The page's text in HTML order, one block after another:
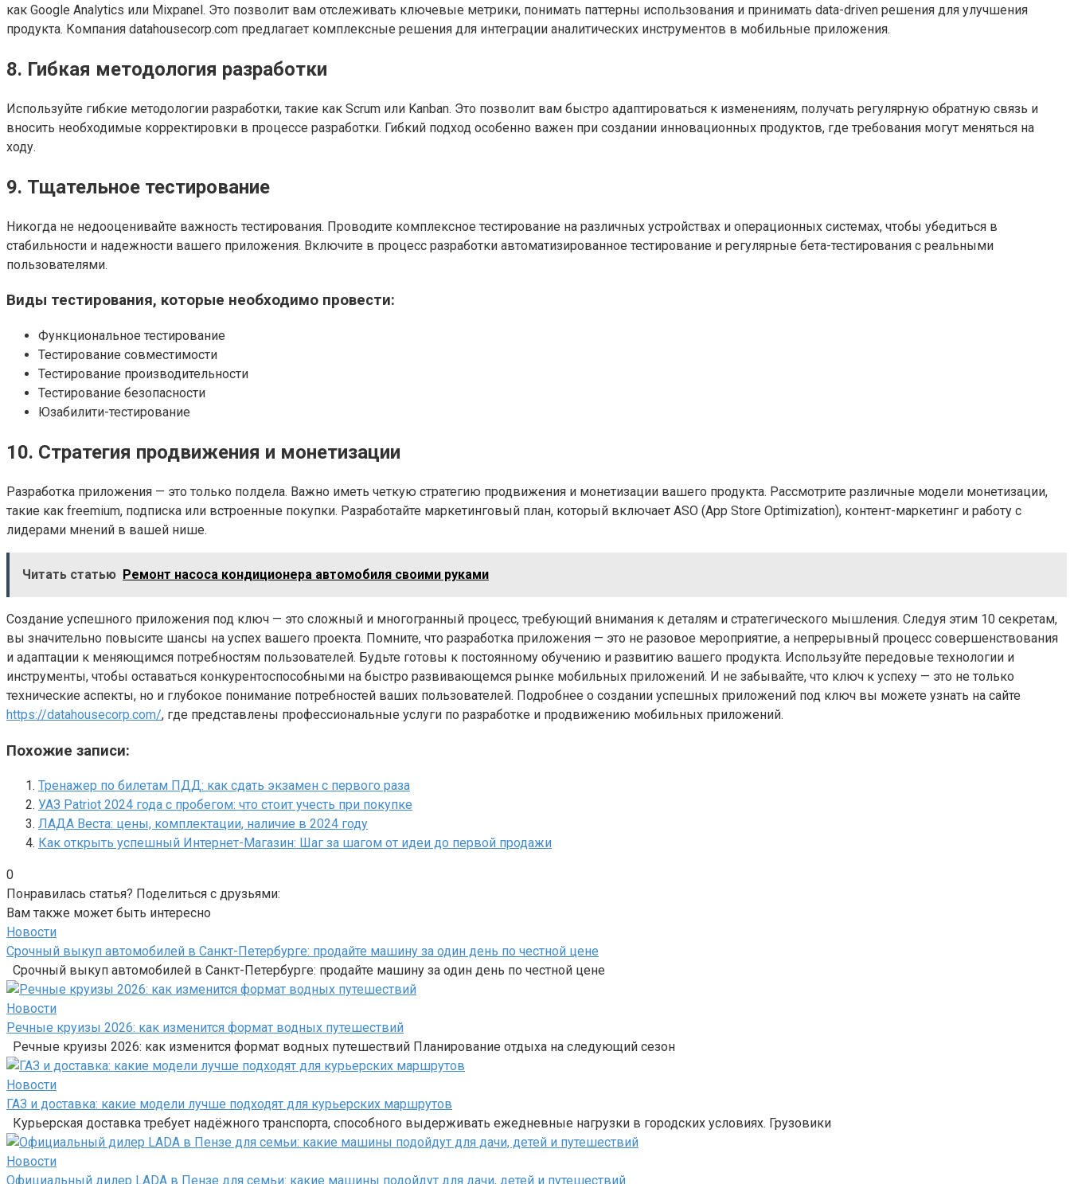
как Google Analytics или Mixpanel. Это позволит вам отслеживать ключевые метрики, понимать паттерны использования и принимать data-driven решения для улучшения
продукта. Компания datahousecorp.com предлагает комплексные решения для интеграции аналитических инструментов в мобильные приложения.
8. Гибкая методология разработки
Используйте гибкие методологии разработки, такие как Scrum или Kanban. Это позволит вам быстро адаптироваться к изменениям, получать регулярную обратную связь и
вносить необходимые корректировки в процессе разработки. Гибкий подход особенно важен при создании инновационных продуктов, где требования могут меняться на
ходу.
9. Тщательное тестирование
Никогда не недооценивайте важность тестирования. Проводите комплексное тестирование на различных устройствах и операционных системах, чтобы убедиться в
стабильности и надежности вашего приложения. Включите в процесс разработки автоматизированное тестирование и регулярные бета-тестирования с реальными
пользователями.
Виды тестирования, которые необходимо провести:
Функциональное тестирование
Тестирование совместимости
Тестирование производительности
Тестирование безопасности
Юзабилити-тестирование
10. Стратегия продвижения и монетизации
Разработка приложения — это только полдела. Важно иметь четкую стратегию продвижения и монетизации вашего продукта. Рассмотрите различные модели монетизации,
такие как freemium, подписка или встроенные покупки. Разработайте маркетинговый план, который включает ASO (App Store Optimization), контент-маркетинг и работу с
лидерами мнений в вашей нише.
Читать статью Ремонт насоса кондиционера автомобиля своими руками
Создание успешного приложения под ключ — это сложный и многогранный процесс, требующий внимания к деталям и стратегического мышления. Следуя этим 10 секретам,
вы значительно повысите шансы на успех вашего проекта. Помните, что разработка приложения — это не разовое мероприятие, а непрерывный процесс совершенствования
и адаптации к меняющимся потребностям пользователей. Будьте готовы к постоянному обучению и развитию вашего продукта. Используйте передовые технологии и
инструменты, чтобы оставаться конкурентоспособными на быстро развивающемся рынке мобильных приложений. И не забывайте, что ключ к успеху — это не только
технические аспекты, но и глубокое понимание потребностей ваших пользователей. Подробнее о создании успешных приложений под ключ вы можете узнать на сайте
https://datahousecorp.com/, где представлены профессиональные услуги по разработке и продвижению мобильных приложений.
Похожие записи:
Тренажер по билетам ПДД: как сдать экзамен с первого раза
УАЗ Patriot 2024 года с пробегом: что стоит учесть при покупке
ЛАДА Веста: цены, комплектации, наличие в 2024 году
Как открыть успешный Интернет-Магазин: Шаг за шагом от идеи до первой продажи
0
Понравилась статья? Поделиться с друзьями:
Вам также может быть интересно
Новости
Срочный выкуп автомобилей в Санкт-Петербурге: продайте машину за один день по честной цене
Срочный выкуп автомобилей в Санкт-Петербурге: продайте машину за один день по честной цене
Новости
Речные круизы 2026: как изменится формат водных путешествий
Речные круизы 2026: как изменится формат водных путешествий Планирование отдыха на следующий сезон
Новости
ГАЗ и доставка: какие модели лучше подходят для курьерских маршрутов
Курьерская доставка требует надёжного транспорта, способного выдерживать ежедневные нагрузки в городских условиях. Грузовики
Новости
Официальный дилер LADA в Пензе для семьи: какие машины подойдут для дачи, детей и путешествий